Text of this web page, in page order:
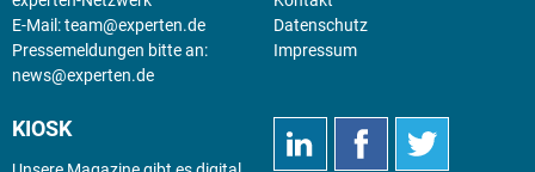
E-Mail:team@experten.de
Pressemeldungen bitte an:
news@experten.de
Datenschutz
Impressum
KIOSK